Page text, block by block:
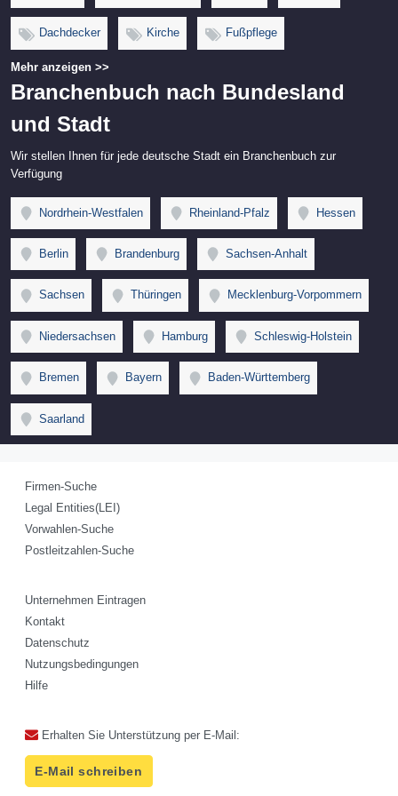
Dachdecker Kirche Fußpflege
Mehr anzeigen >>
Branchenbuch nach Bundesland
und Stadt
Wir stellen Ihnen für jede deutsche Stadt ein Branchenbuch zur
Verfügung
Nordrhein-Westfalen Rheinland-Pfalz Hessen
Berlin Brandenburg Sachsen-Anhalt
Sachsen Thüringen Mecklenburg-Vorpommern
Niedersachsen Hamburg Schleswig-Holstein
Bremen Bayern Baden-Württemberg
Saarland
Firmen-Suche
Legal Entities(LEI)
Vorwahlen-Suche
Postleitzahlen-Suche
Unternehmen Eintragen
Kontakt
Datenschutz
Nutzungsbedingungen
Hilfe
Erhalten Sie Unterstützung per E-Mail:
E-Mail schreiben